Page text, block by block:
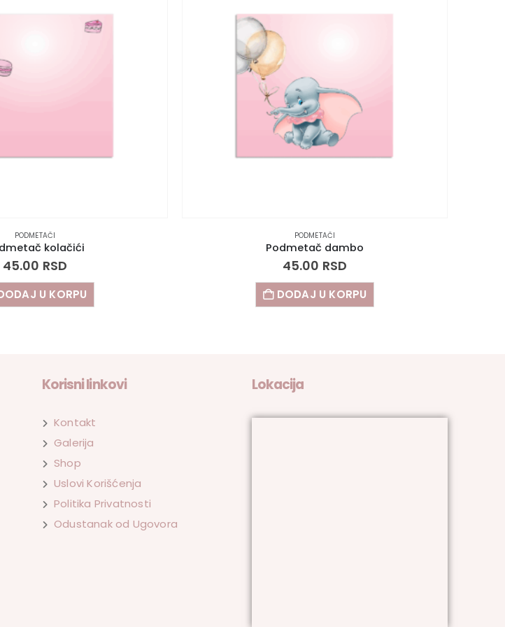
PODMETAČI
kolačići
45.00 RSD
U KORPU
PODMETAČI
Podmetač dambo
45.00 RSD
DODAJ U KORPU
Korisni linkovi
Kontakt
Galerija
Shop
Uslovi Korišćenja
Politika Privatnosti
Odustanak od Ugovora
Lokacija